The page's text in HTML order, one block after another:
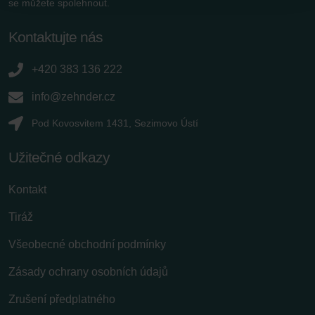
Zehnder Group Sales International: Privacy Policy
Zehnder Polska Sp. z o.o.: Oświadczenie o ochronie
Zehnder Group UK Limited: Privacy Policy
se můžete spolehnout.
Kontaktujte nás
+420 383 136 222
info@zehnder.cz
Pod Kovosvitem 1431, Sezimovo Ústí
Užitečné odkazy
Kontakt
Tiráž
Všeobecné obchodní podmínky
Zásady ochrany osobních údajů
Zrušení předplatného